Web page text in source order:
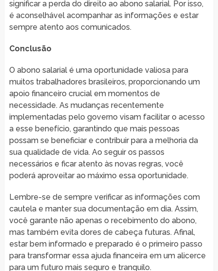
significar a perda do direito ao abono salarial. Por isso,
é aconselhável acompanhar as informações e estar
sempre atento aos comunicados.
Conclusão
O abono salarial é uma oportunidade valiosa para
muitos trabalhadores brasileiros, proporcionando um
apoio financeiro crucial em momentos de
necessidade. As mudanças recentemente
implementadas pelo governo visam facilitar o acesso
a esse benefício, garantindo que mais pessoas
possam se beneficiar e contribuir para a melhoria da
sua qualidade de vida. Ao seguir os passos
necessários e ficar atento às novas regras, você
poderá aproveitar ao máximo essa oportunidade.
Lembre-se de sempre verificar as informações com
cautela e manter sua documentação em dia. Assim,
você garante não apenas o recebimento do abono,
mas também evita dores de cabeça futuras. Afinal,
estar bem informado e preparado é o primeiro passo
para transformar essa ajuda financeira em um alicerce
para um futuro mais seguro e tranquilo.